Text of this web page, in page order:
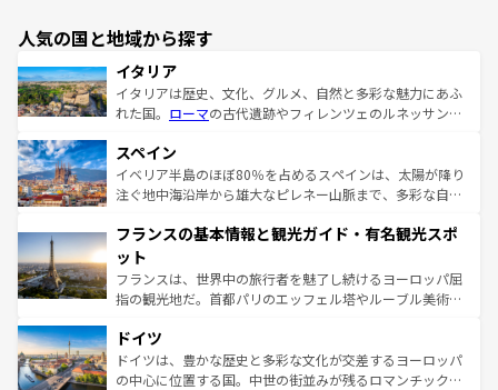
人気の国と地域から探す
イタリア
イタリアは歴史、文化、グルメ、自然と多彩な魅力にあふ
れた国。 ローマの古代遺跡やフィレンツェのルネッサンス
ろん、トスカーナの美しい田園風景やアマルフィ海岸の絶
景など、自然景観も見逃せない。観光の合間には、本場の
ピザやパスタなど、絶品のイタリア料理を堪能することも
ませてくれるイタリアで、忘れられない旅をしてみよう！
なお、新着のイタリア情報は
しい。
スペイン
イベリア半島のほぼ80％を占めるスペインは、太陽が降り
注ぐ地中海沿岸から雄大なピレネー山脈まで、多彩な自然
文化が根付くこの国では、情熱的なフラメンコ、熱気あふ
れる闘牛、そして美味しいタパスが生活の一部となってい
る。首都マドリードの洗練された雰囲気や、バルセロナの
アートに溢れた街角から、地方では古代ローマ遺跡や中世
せる。地方によって風土や気候が異なるスペインはその個
性で訪れる人を魅了する。 なお、新着のスペイン情報は コ
ンテンツ一覧を参照してほしい。
フランスの基本情報と観光ガイド・有名観光スポ
ット
フランスは、世界中の旅行者を魅了し続けるヨーロッパ屈
指の観光地だ。首都パリのエッフェル塔やルーブル美術館
で、幅広い魅力が詰まっている。華麗な宮殿、歴史的な大
聖堂、美しいビーチ、そして豊かな自然が、訪れる者を心
から魅了する。また、フランスは美食の国としても知ら
ドイツ
ドイツは、豊かな歴史と多彩な文化が交差するヨーロッパ
の中心に位置する国。中世の街並みが残るロマンチック街